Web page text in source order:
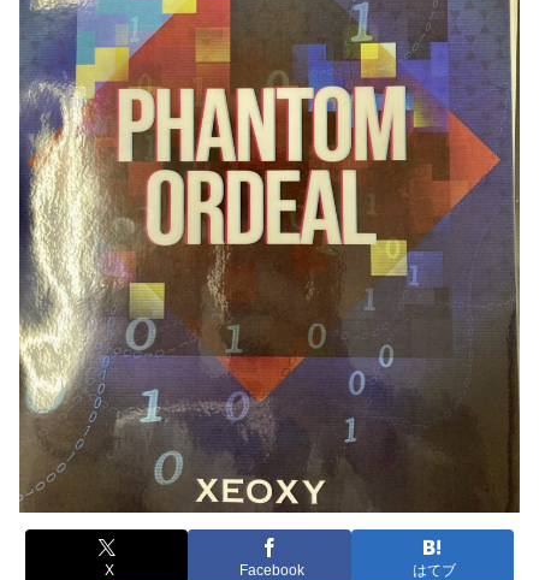
X Facebook はてブ